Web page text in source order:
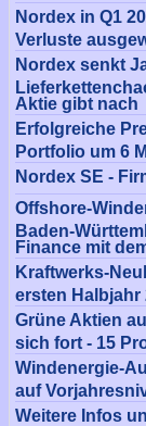
Nordex in Q1
Verluste
Nordex senkt
Aktie gibt nach
Erfolgreiche
Portfolio um 6
Nordex SE -
Offshore-
Baden-
Finance mit
Kraftwerks-
ersten Halbjahr
Grüne Aktien
sich fort - 15
Windenergie-
auf
Weitere Infos